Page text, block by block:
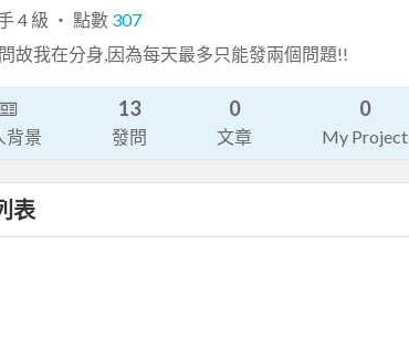
4 級 ‧ 點數 307
故我在分身,因為每天最多只能發兩個問題!!
背景
13
發問
0
文章
0
My Project
表